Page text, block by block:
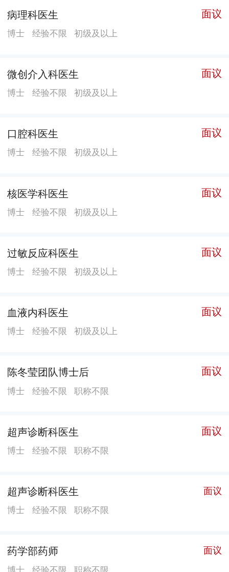
名、优秀人才110名、广州市青年后备人才44名。有博士
病、心血管疾病、过敏性疾病、慢性疼痛的诊疗、肾移
重点专科4个（过敏反应科、疼痛科、急诊科、神经内
科），国家卫生健康委、国家中医药局中西医协同“旗
医学科、神经内科、急诊科、普通外科、康复科、医学
检验科、胸外科、肾内科、医学影像科、眼科、内分泌
专科1个（老年病方向），“十四五”省级临床重点专科9
个（心血管内科、神经内科、重症医学科、器官移植
理），“十四五”省级中医药临床重点专科1个（骨伤
通外科是全国专科医师规范化培训制度试点专科培训基
机构备案专业32个。 多年以来，医院高度重视医疗质量
安全和医疗服务水平，目前有1个省级质控中心（广东省
心、广州市卒中中心质量控制中心、广州市眼科医疗质
量控制中心、广州市疼痛质量管理控制中心，广州市心
经外科医疗质量控制中心）和1个市级心血管病防治中心
（广州市心血管病防治中心）。 医院拥有省部共建教育
厅重点实验室3个、广东省卫生健康委重点实验室1个、
第二临床学院负责广州医科大学临床医学二系、医学影
像学为国家级一流本科专业建设点，麻醉学为广东省一
流本科专业建设点。 医院坚持以习近平新时代中国特色
病理科医生 面议
博士 经验不限 初级及以上
微创介入科医生 面议
博士 经验不限 初级及以上
口腔科医生 面议
博士 经验不限 初级及以上
核医学科医生 面议
博士 经验不限 初级及以上
过敏反应科医生 面议
博士 经验不限 初级及以上
血液内科医生 面议
博士 经验不限 初级及以上
陈冬莹团队博士后 面议
博士 经验不限 职称不限
超声诊断科医生 面议
博士 经验不限 职称不限
超声诊断科医生 面议
博士 经验不限 职称不限
药学部药师 面议
博士 经验不限 职称不限